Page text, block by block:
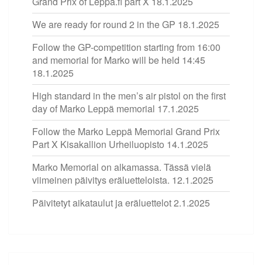
We are ready for round 2 in the GP 18.1.2025
Follow the GP-competition starting from 16:00
and memorial for Marko will be held 14:45
18.1.2025
High standard in the men’s air pistol on the first
day of Marko Leppä memorial 17.1.2025
Follow the Marko Leppä Memorial Grand Prix
Part X Kisakallion Urheiluopisto 14.1.2025
Marko Memorial on alkamassa. Tässä vielä
viimeinen päivitys eräluetteloista. 12.1.2025
Päivitetyt aikataulut ja eräluettelot2.1.2025